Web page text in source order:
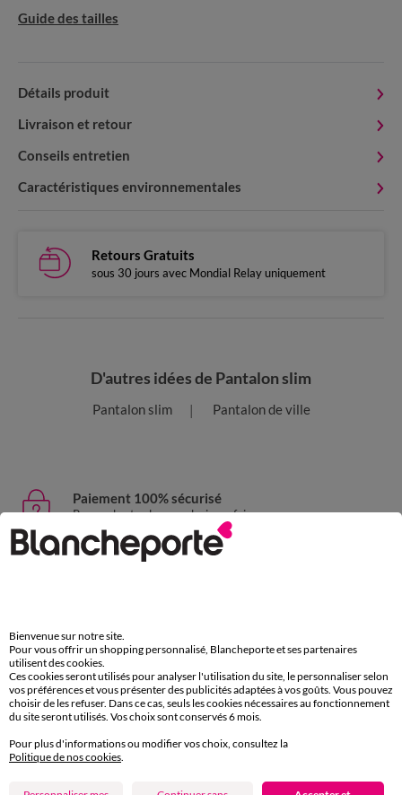
Guide des tailles
Détails produit
Livraison et retour
Conseils entretien
Caractéristiques environnementales
Retours Gratuits
sous 30 jours avec Mondial Relay uniquement
D'autres idées de Pantalon slim
Pantalon slim Pantalon de ville
Paiement 100% sécurisé
Payez plus tard ou en plusieurs fois
Livraison express
sous 30 jours avec Mondial Relay uniquement
Service clients
par chat et par téléphone
de 8h00 à 20h00 du lundi au samedi
Bienvenue sur notre site.
Pour vous offrir un shopping personnalisé, Blancheporte et ses partenaires
utilisent des cookies.
Ces cookies seront utilisés pour analyser l'utilisation du site, le personnaliser selon
vos préférences et vous présenter des publicités adaptées à vos goûts. Vous pouvez
choisir de les refuser. Dans ce cas, seuls les cookies nécessaires au fonctionnement
du site seront utilisés. Vos choix sont conservés 6 mois.
Pour plus d'informations ou modifier vos choix, consultez la
Politique de nos cookies